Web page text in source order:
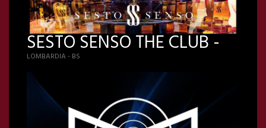
SESTO SENSO THE CLUB -
LOMBARDIA - BS